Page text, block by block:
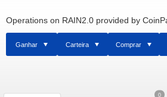
Operations on RAIN2.0 provided by
Ganhar Carteira Comprar
0